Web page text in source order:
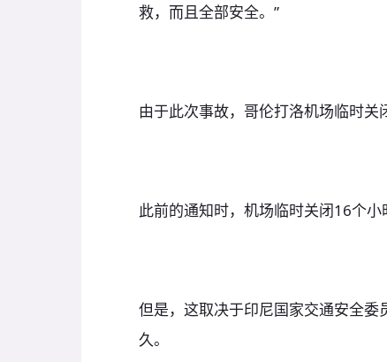
救，而且全部安全。”
由于此次事故，哥伦打洛机场临时关
此前的通知时，机场临时关闭16个小
但是，这取决于印尼国家交通安全
久。